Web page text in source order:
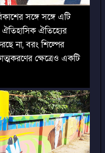
সঙ্গে সঙ্গে এটি
ঐতিহ্যের
না, বরং শিল্পের
ক্ষেত্রেও একটি